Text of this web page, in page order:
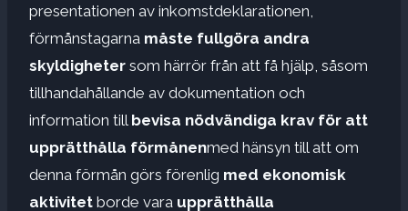
presentationen av inkomstdeklarationen,
förmånstagarna måste fullgöra andra
skyldigheter som härrör från att få hjälp, såsom
tillhandahållande av dokumentation och
information till bevisa nödvändiga krav för att
upprätthålla förmånenmed hänsyn till att om
denna förmån görs förenlig med ekonomisk
aktivitet borde vara upprätthålla